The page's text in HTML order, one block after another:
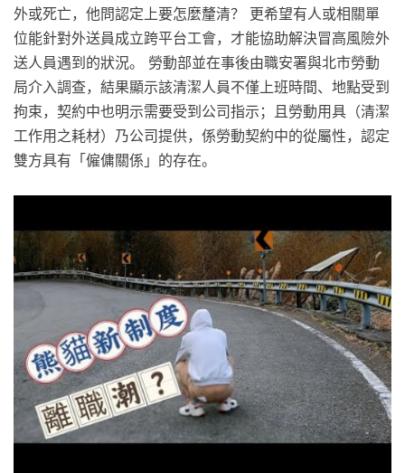
外或死亡，他問認定上要怎麼釐清？ 更希望有人或相關單
位能針對外送員成立跨平台工會，才能協助解決冒高風險外
送人員遇到的狀況。 勞動部並在事後由職安署與北市勞動
局介入調查，結果顯示該清潔人員不僅上班時間、地點受到
拘束，契約中也明示需要受到公司指示；且勞動用具（清潔
工作用之耗材）乃公司提供，係勞動契約中的從屬性，認定
雙方具有「僱傭關係」的存在。